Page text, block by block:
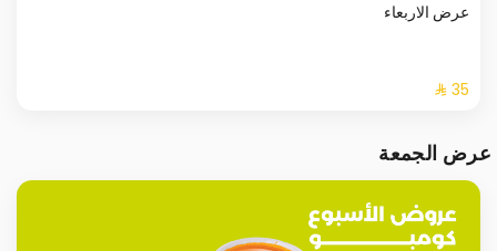
عرض الاربعاء
عرض الجمعة